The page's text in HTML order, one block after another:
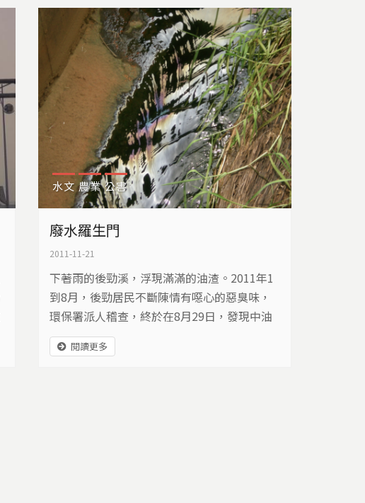
水文 農業 公害
廢水羅生門
2011-11-21
下著雨的後勁溪，浮現滿滿的油渣。2011年1
到8月，後勁居民不斷陳情有噁心的惡臭味，
環保署派人稽查，終於在8月29日，發現中油
偷排廢水…
閱讀更多